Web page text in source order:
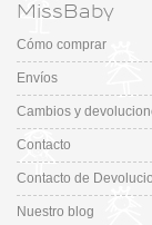
MissBaby
Cómo comprar
Envíos
Cambios y
Contacto
Contacto de
Nuestro blog